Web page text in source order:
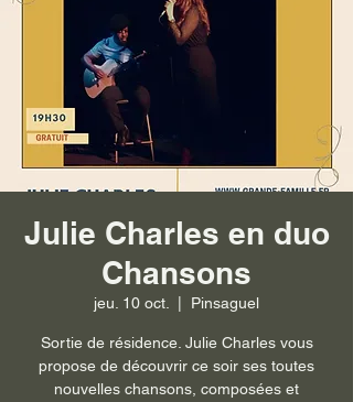
Julie Charles en duo
Chansons
jeu. 10 oct. Pinsaguel
Sortie de résidence. Julie Charles vous
propose de découvrir ce soir ses toutes
nouvelles chansons, composées et